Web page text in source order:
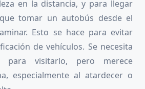
en la distancia, y para llegar
tomar un autobús desde el
Esto se hace para evitar
de vehículos. Se necesita
visitarlo, pero merece
especialmente al atardecer o